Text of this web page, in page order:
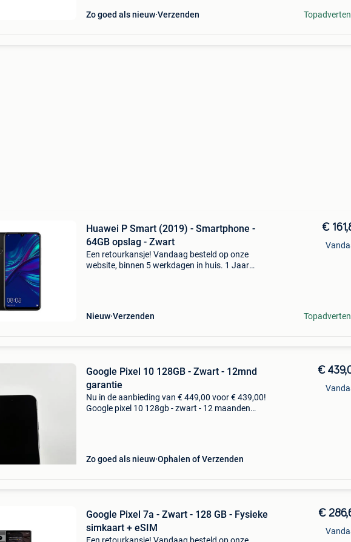
Zo goed als nieuw Verzenden
Huawei P Smart (2019) - Smartphone -
64GB opslag - Zwart
Een retourkansje! Vandaag besteld op onze
website, binnen 5 werkdagen in huis. 1 Jaar
Nieuw Verzenden
€
Google Pixel 10 128GB - Zwart - 12mnd
garantie
Nu in de aanbieding van € 449,00 voor € 439,00!
Google pixel 10 128gb - zwart - 12 maanden
Zo goed als nieuw Ophalen of Verzenden
€
Google Pixel 7a - Zwart - 128 GB - Fysieke
simkaart + eSIM
€